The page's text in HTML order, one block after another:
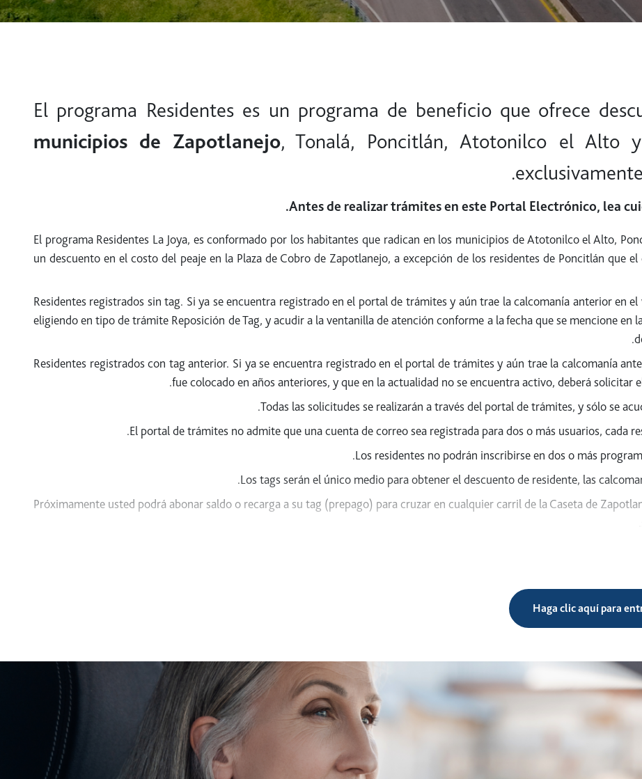
El programa Residentes es un programa de beneficio que ofrece
municipios de Zapotlanejo, Tonalá, Poncitlán, Atotonilco el Alto
Antes de realizar trámites en este Portal Electrónico, lea
El programa Residentes La Joya, es conformado por los habitantes que radican en los municipios de Atotonilco el Alto,
un descuento en el costo del peaje en la Plaza de Cobro de Zapotlanejo, a excepción de los residentes de Poncitlán que
Residentes registrados sin tag. Si ya se encuentra registrado en el portal de trámites y aún trae la calcomanía anterior en
eligiendo en tipo de trámite Reposición de Tag, y acudir a la ventanilla de atención conforme a la fecha que se mencione en
Residentes registrados con tag anterior. Si ya se encuentra registrado en el portal de trámites y aún trae la calcomanía
fue colocado en años anteriores, y que en la actualidad no se encuentra activo, deberá
Todas las solicitudes se realizarán a través del portal de trámites, y sólo se
El portal de trámites no admite que una cuenta de correo sea registrada para dos o más usuarios, cada
Los residentes no podrán inscribirse en dos o más
Los tags serán el único medio para obtener el descuento de residente, las
Próximamente usted podrá abonar saldo o recarga a su tag (prepago) para cruzar en cualquier carril de la Caseta de
Identificación del INE por ambos lados y con
Comprobante de domicilio oficial no mayor a dos meses de
Pago del refrendo vehicular del año en curso o tarjeta de circulación del año actual a
Identificación INE por ambos lados y con
Haga clic aquí para